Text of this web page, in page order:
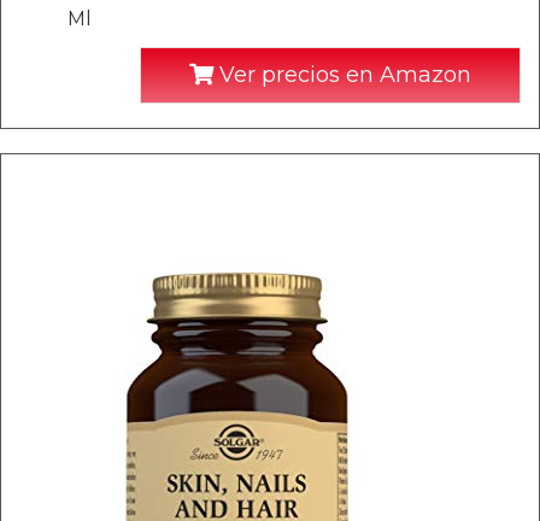
Ml
Ver precios en Amazon